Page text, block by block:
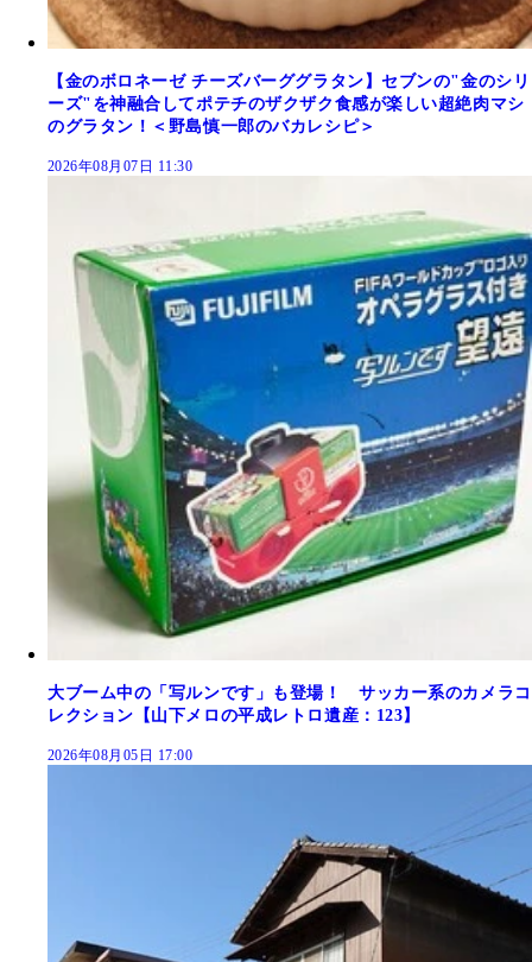
【金のボロネーゼ チーズバーググラタン】セブンの"金のシリ
ーズ"を神融合してポテチのザクザク食感が楽しい超絶肉マシ
のグラタン！＜野島慎一郎のバカレシピ＞
2026年08月07日 11:30
大ブーム中の「写ルンです」も登場！ サッカー系のカメラコ
レクション【山下メロの平成レトロ遺産：123】
2026年08月05日 17:00